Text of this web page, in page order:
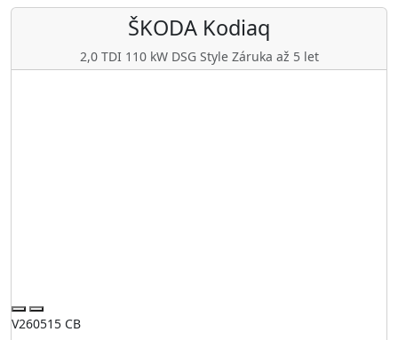
ŠKODA Kodiaq
2,0 TDI 110 kW DSG Style Záruka až 5 let
V260515 CB